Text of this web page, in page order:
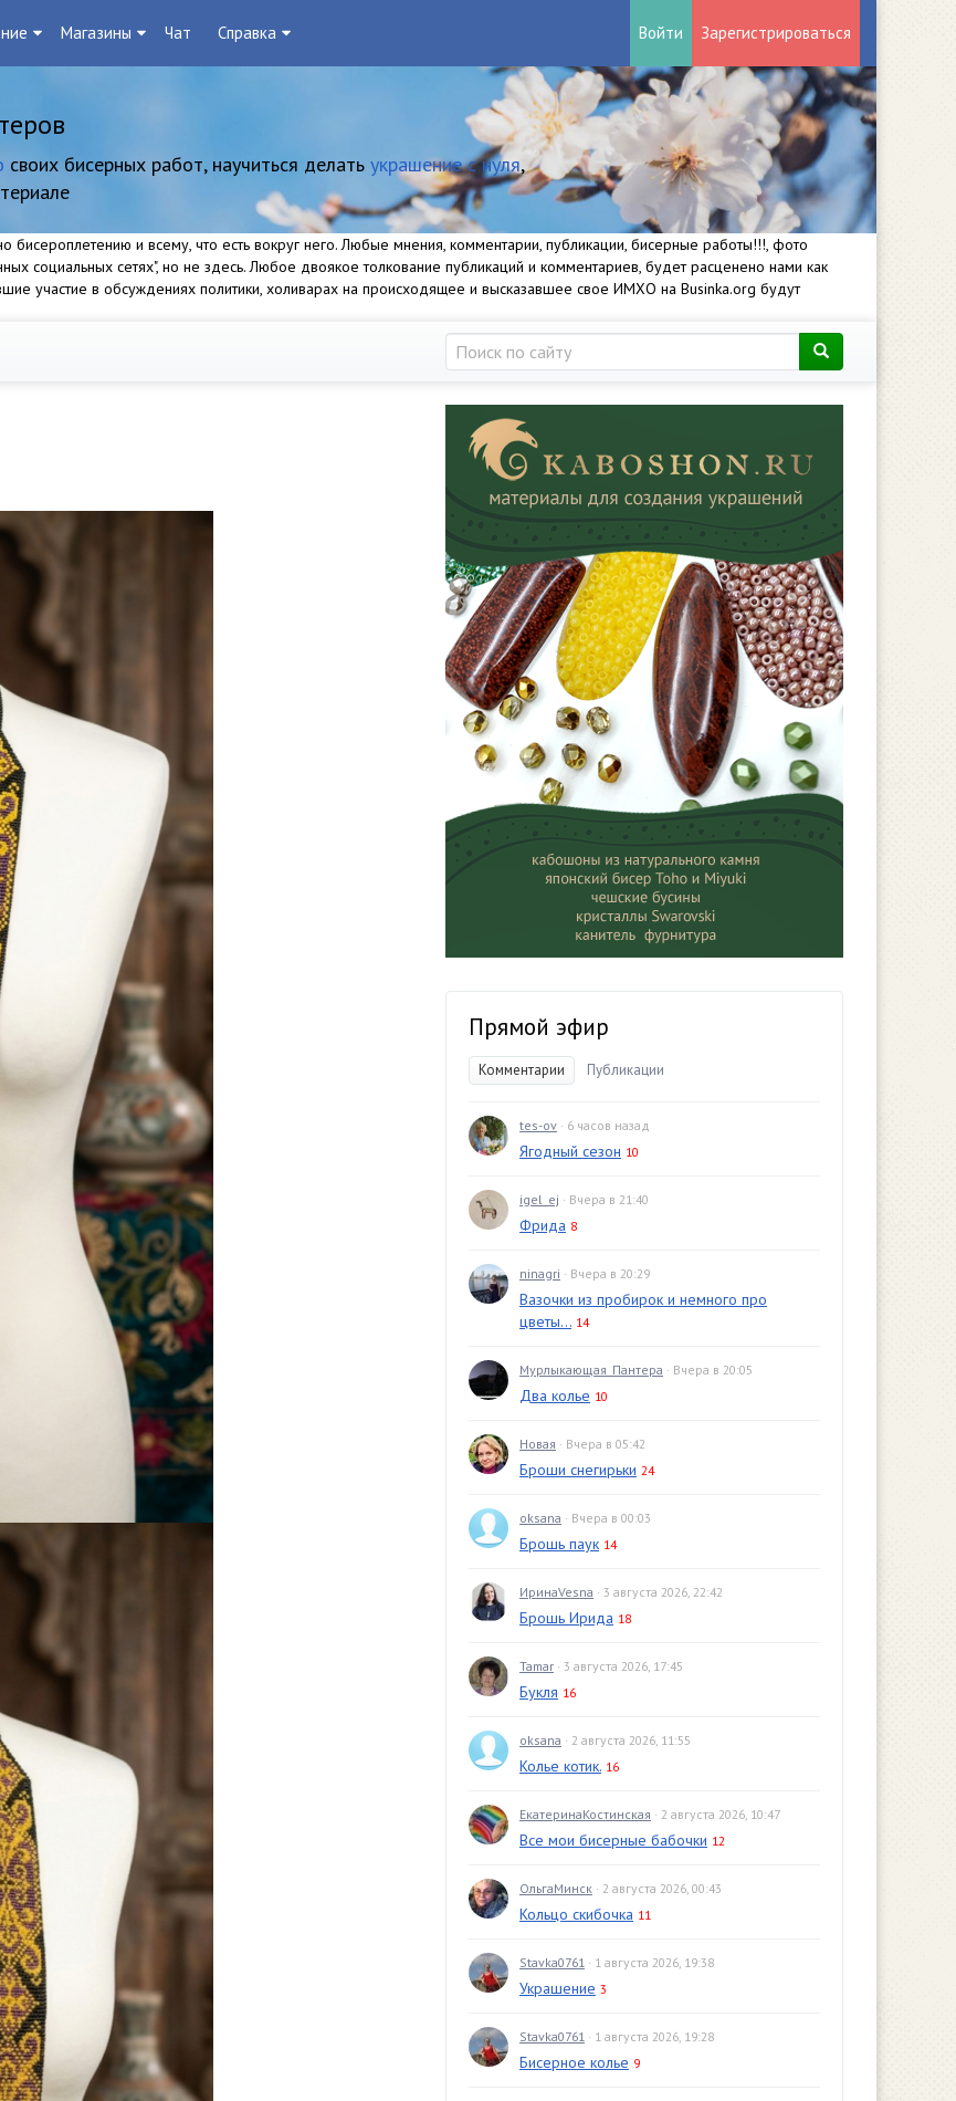
Магазины Чат Справка Войти Зарегистрироваться
своих бисерных работ, научиться делать украшение с нуля,
бисероплетению и всему, что есть вокруг него. Любые мнения, комментарии, публикации, бисерные работы!!!, фото
социальных сетях", но не здесь. Любое двоякое толкование публикаций и комментариев, будет расценено нами как
участие в обсуждениях политики, холиварах на происходящее и высказавшее свое ИМХО на Businka.org будут
Прямой эфир
Комментарии Публикации
tes-ov · 6 часов назад
Ягодный сезон 10
igel_ej · Вчера в 21:40
Фрида 8
ninagri · Вчера в 20:29
Вазочки из пробирок и немного про
цветы... 14
Мурлыкающая_Пантера · Вчера в 20:05
Два колье 10
Новая · Вчера в 05:42
Броши снегирьки 24
oksana · Вчера в 00:03
Брошь паук 14
ИринаVesna · 3 августа 2026, 22:42
Брошь Ирида 18
Tamar · 3 августа 2026, 17:45
Букля 16
oksana · 2 августа 2026, 11:55
Колье котик. 16
ЕкатеринаКостинская · 2 августа 2026, 10:47
Все мои бисерные бабочки 12
ОльгаМинск · 2 августа 2026, 00:43
Кольцо скибочка 11
Stavka0761 · 1 августа 2026, 19:38
Украшение 3
Stavka0761 · 1 августа 2026, 19:28
Бисерное колье 9